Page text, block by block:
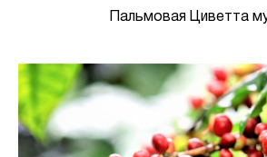
Пальмовая Циветта